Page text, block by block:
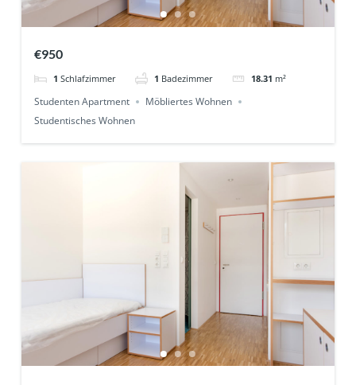
€950
1 Schlafzimmer 1 Badezimmer 18.31 m²
Studenten Apartment
Möbliertes Wohnen
Studentisches Wohnen